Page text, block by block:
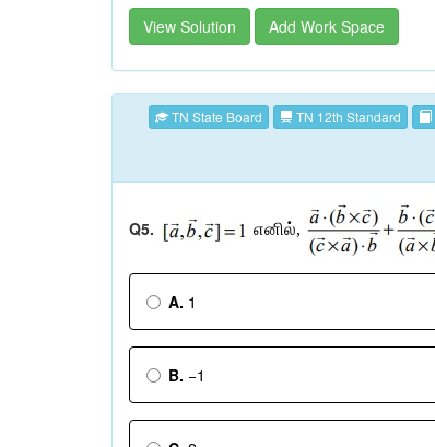
View Solution Add Work Space
TN State Board TN 12th Standard
Q5. எனில்,
A. 1
B. −1